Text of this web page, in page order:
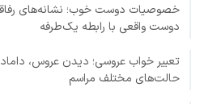
خصوصیات دوست خوب؛ نشانه‌های
دوست واقعی با رابطه یک‌طرفه
تعبیر خواب عروسی؛ دیدن عروس،
حالت‌های مختلف مراسم